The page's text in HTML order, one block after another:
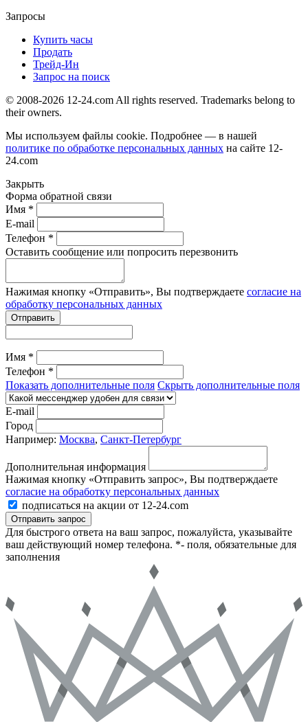
Запросы
Купить часы
Продать
Трейд-Ин
Запрос на поиск
© 2008-2026 12-24.com All rights reserved. Trademarks belong to
their owners.
Мы используем файлы cookie. Подробнее — в нашей
политике по обработке персональных данных на сайте 12-
24.com
Закрыть
Форма обратной связи
Имя *
E-mail
Телефон *
Оставить сообщение или попросить перезвонить
Нажимая кнопку «Отправить», Вы подтверждаете согласие на
обработку персональных данных
Отправить
Имя *
Телефон *
Показать дополнительные поля Скрыть дополнительные поля
E-mail
Город
Например: Москва, Санкт-Петербург
Дополнительная информация
Нажимая кнопку «Отправить запрос», Вы подтверждаете
согласие на обработку персональных данных
подписаться на акции от 12-24.com
Отправить запрос
Для быстрого ответа на ваш запрос, пожалуйста, указывайте
ваш действующий номер телефона. *- поля, обязательные для
заполнения